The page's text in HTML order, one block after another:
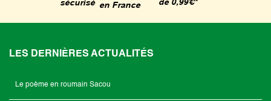
sécurisé en France
de 0,99€*
LES DERNIÈRES ACTUALITÉS
Le poème en roumain Sacou